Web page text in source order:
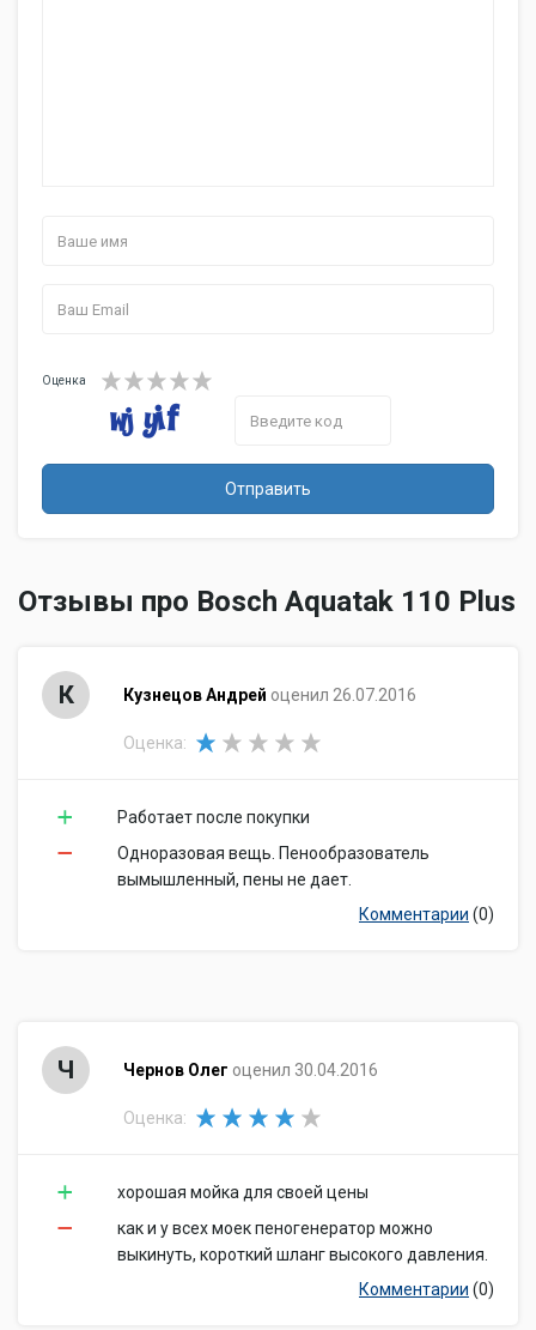
Оценка
Отправить
Отзывы про Bosch Aquatak 110 Plus
К Кузнецов Андрей оценил 26.07.2016
Оценка:
Работает после покупки
Одноразовая вещь. Пенообразователь
вымышленный, пены не дает.
Комментарии (0)
Ч Чернов Олег оценил 30.04.2016
Оценка:
хорошая мойка для своей цены
как и у всех моек пеногенератор можно
выкинуть, короткий шланг высокого давления.
Комментарии (0)